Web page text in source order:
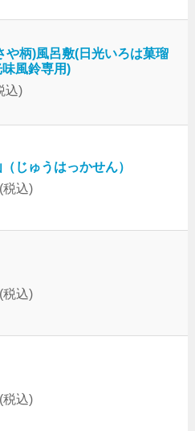
や柄)風呂敷(日光いろは菓瑠
風鈴専用)
込)
じゅうはっかせん）
(税込)
(税込)
(税込)